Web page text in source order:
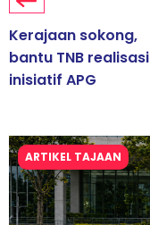
Kerajaan sokong,
bantu TNB realisasi
inisiatif APG
ARTIKEL TAJAAN